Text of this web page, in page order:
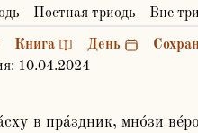
Постная триодь Вне
Книга День
10.04.2024
в пра́здник, мно́зи